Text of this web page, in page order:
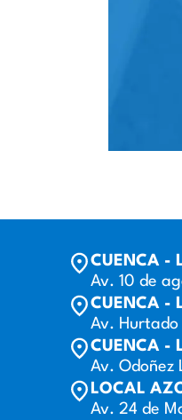
CUENCA -
Av. 10 de
CUENCA -
Av. Hurtado
CUENCA -
Av. Odoñez
LOCAL
Av. 24 de